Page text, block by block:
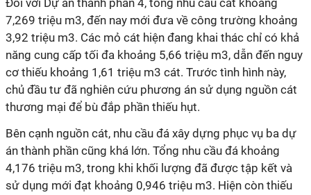
Đối với Dự án thành phần 4, tổng nhu cầu cát khoảng
7,269 triệu m3, đến nay mới đưa về công trường khoảng
3,92 triệu m3. Các mỏ cát hiện đang khai thác chỉ có khả
năng cung cấp tối đa khoảng 5,66 triệu m3, dẫn đến nguy
cơ thiếu khoảng 1,61 triệu m3 cát. Trước tình hình này,
chủ đầu tư đã nghiên cứu phương án sử dụng nguồn cát
thương mại để bù đắp phần thiếu hụt.
Bên cạnh nguồn cát, nhu cầu đá xây dựng phục vụ ba dự
án thành phần cũng khá lớn. Tổng nhu cầu đá khoảng
4,176 triệu m3, trong khi khối lượng đã được tập kết và
sử dụng mới đạt khoảng 0,946 triệu m3. Hiện còn thiếu